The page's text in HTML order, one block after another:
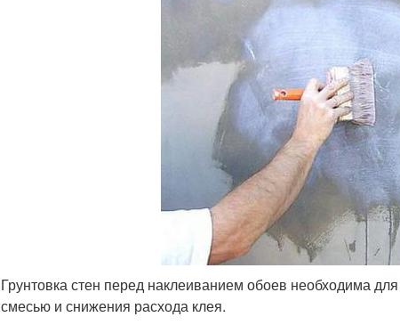
Грунтовка стен перед наклеиванием обоев необходима
смесью и снижения расхода клея.